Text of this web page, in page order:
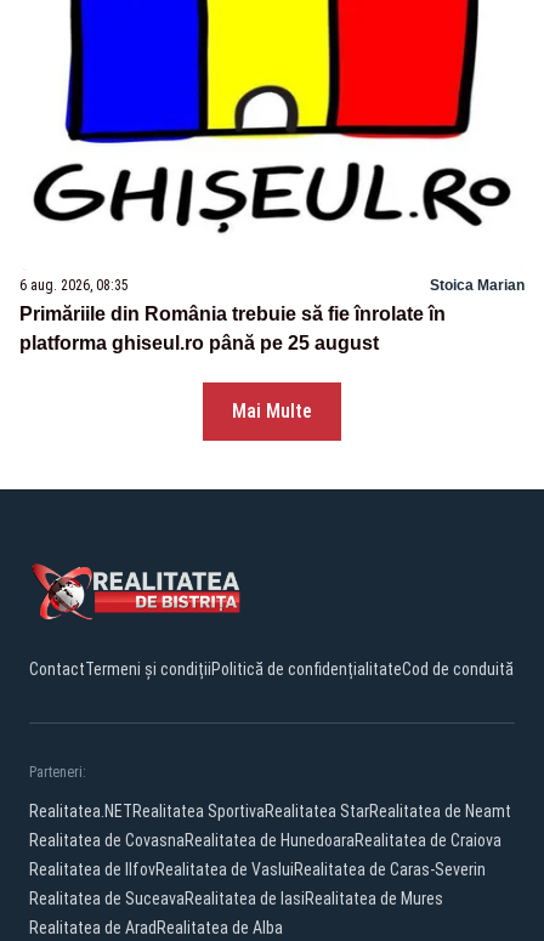
6 aug. 2026, 08:35 Stoica Marian
Primăriile din România trebuie să fie înrolate în
platforma ghiseul.ro până pe 25 august
Mai Multe
ContactTermeni și condițiiPolitică de confidențialitateCod de conduită
Parteneri:
Realitatea.NETRealitatea SportivaRealitatea StarRealitatea de Neamt
Realitatea de CovasnaRealitatea de HunedoaraRealitatea de Craiova
Realitatea de IlfovRealitatea de VasluiRealitatea de Caras-Severin
Realitatea de SuceavaRealitatea de IasiRealitatea de Mures
Realitatea de Arad Realitatea de Alba